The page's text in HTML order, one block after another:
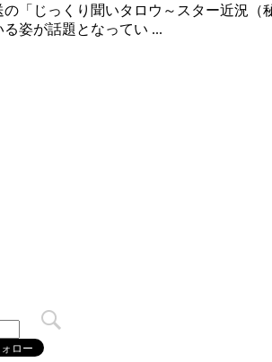
「じっくり聞いタロウ～スター近況
姿が話題となってい ...